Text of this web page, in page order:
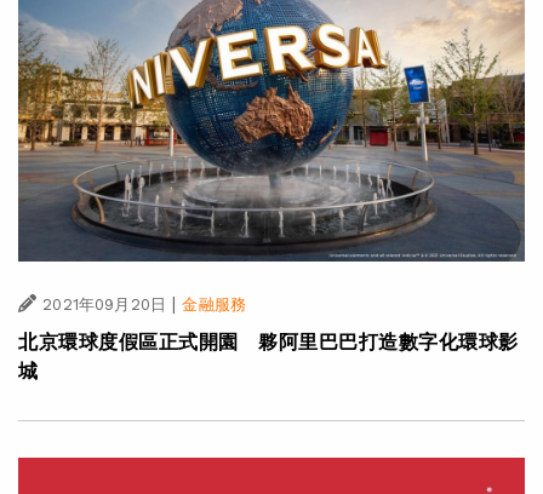
2021年09月20日 | 金融服務
北京環球度假區正式開園 夥阿里巴巴打造數字化環球影
城